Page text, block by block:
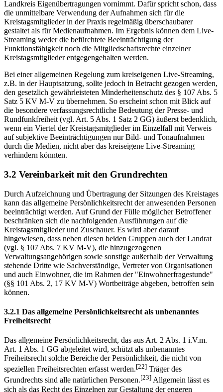
Kreistags kann in dem Abwägungsprozess mit der Transparenz des
Sitzungsgeschehens schließlich nicht schwerer wiegen, wenn der
Landkreis Eigenübertragungen vornimmt. Dafür spricht schon, dass
die unmittelbare Verwendung der Aufnahmen sich für die
Kreistagsmitglieder in der Praxis regelmäßig überschaubarer
gestaltet als für Medienaufnahmen. Im Ergebnis können dem Live-
Streaming weder die befürchtete Beeinträchtigung der
Kreistagsmitglieder entgegengehalten werden.
Bei einer allgemeinen Regelung zum kreiseigenen Live-Streaming,
z.B. in der Hauptsatzung, sollte jedoch in Betracht gezogen werden,
den gesetzlich gewährleisteten Minderheitenschutz des § 107 Abs. 5
Satz 5 KV M-V zu übernehmen. So erscheint schon mit Blick auf
die besondere verfassungsrechtliche Bedeutung der Presse- und
Rundfunkfreiheit (vgl. Art. 5 Abs. 1 Satz 2 GG) äußerst bedenklich,
wenn ein Viertel der Kreistagsmitglieder im Einzelfall mit Verweis
auf subjektive Beeinträchtigungen nur Bild- und Tonaufnahmen
verhindern könnten.
3.2 Vereinbarkeit mit den Grundrechten
Durch Aufzeichnung und Übertragung der Sitzungen des Kreistages
kann das allgemeine Persönlichkeitsrecht der anwesenden Personen
beeinträchtigt werden. Auf Grund der Fülle möglicher Betroffener
beschränken sich die nachfolgenden Ausführungen auf die
Kreistagsmitglieder und Zuschauer. Es wird aber darauf
hingewiesen, dass neben diesen beiden Gruppen auch der Landrat
(vgl. § 107 Abs. 7 KV M-V), die hinzugezogenen
Verwaltungsangehörigen sowie sonstige außerhalb der Verwaltung
stehende Dritte wie Sachverständige, Vertreter von Organisationen
und auch Einwohner, die im Rahmen der "Einwohnerfragestunde"
können.
Freiheitsrecht
Das allgemeine Persönlichkeitsrecht, das aus Art. 2 Abs. 1 i.V.m.
Art. 1 Abs. 1 GG abgeleitet wird, schützt als unbenanntes
Freiheitsrecht solche Bereiche der Persönlichkeit, die nicht von
speziellen Freiheitsrechten erfasst werden.[22] Träger des